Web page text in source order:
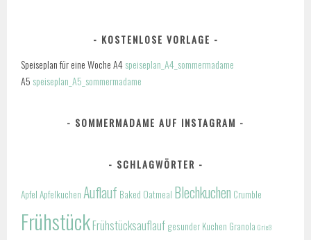
KOSTENLOSE VORLAGE
Speiseplan für eine Woche A4speiseplan_A4_sommermadame
A5 speiseplan_A5_sommermadame
SOMMERMADAME AUF INSTAGRAM
SCHLAGWÖRTER
Apfel Apfelkuchen Auflauf Baked Oatmeal Blechkuchen Crumble
FrühstückFrühstücksauflauf gesunder Kuchen Granola Grieß